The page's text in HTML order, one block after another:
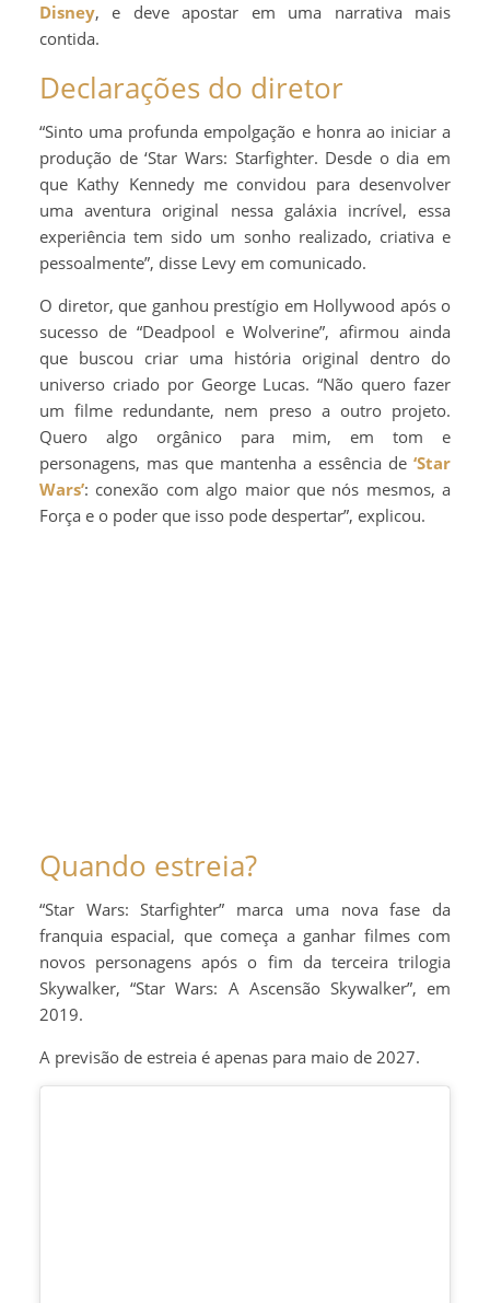
Disney, e deve apostar em uma narrativa mais
contida.
Declarações do diretor
“Sinto uma profunda empolgação e honra ao iniciar a
produção de ‘Star Wars: Starfighter. Desde o dia em
que Kathy Kennedy me convidou para desenvolver
uma aventura original nessa galáxia incrível, essa
experiência tem sido um sonho realizado, criativa e
pessoalmente”, disse Levy em comunicado.
O diretor, que ganhou prestígio em Hollywood após o
sucesso de “Deadpool e Wolverine”, afirmou ainda
que buscou criar uma história original dentro do
universo criado por George Lucas. “Não quero fazer
um filme redundante, nem preso a outro projeto.
Quero algo orgânico para mim, em tom e
personagens, mas que mantenha a essência de ‘Star
Wars’: conexão com algo maior que nós mesmos, a
Força e o poder que isso pode despertar”, explicou.
Quando estreia?
“Star Wars: Starfighter” marca uma nova fase da
franquia espacial, que começa a ganhar filmes com
novos personagens após o fim da terceira trilogia
Skywalker, “Star Wars: A Ascensão Skywalker”, em
2019.
A previsão de estreia é apenas para maio de 2027.